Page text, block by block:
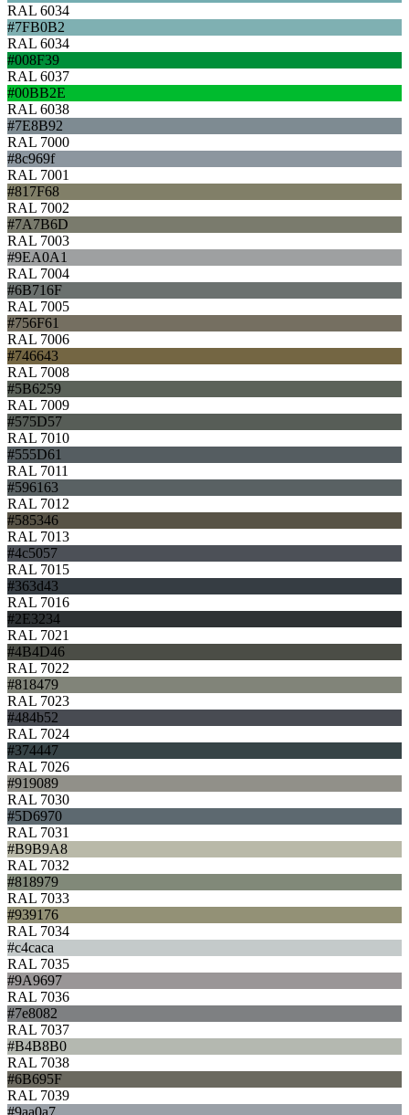
RAL 6034
#7FB0B2
RAL 6034
#008F39
RAL 6037
#00BB2E
RAL 6038
#7E8B92
RAL 7000
#8c969f
RAL 7001
#817F68
RAL 7002
#7A7B6D
RAL 7003
#9EA0A1
RAL 7004
#6B716F
RAL 7005
#756F61
RAL 7006
#746643
RAL 7008
#5B6259
RAL 7009
#575D57
RAL 7010
#555D61
RAL 7011
#596163
RAL 7012
#585346
RAL 7013
#4c5057
RAL 7015
#363d43
RAL 7016
#2E3234
RAL 7021
#4B4D46
RAL 7022
#818479
RAL 7023
#484b52
RAL 7024
#374447
RAL 7026
#919089
RAL 7030
#5D6970
RAL 7031
#B9B9A8
RAL 7032
#818979
RAL 7033
#939176
RAL 7034
#c4caca
RAL 7035
#9A9697
RAL 7036
#7e8082
RAL 7037
#B4B8B0
RAL 7038
#6B695F
RAL 7039
#9aa0a7